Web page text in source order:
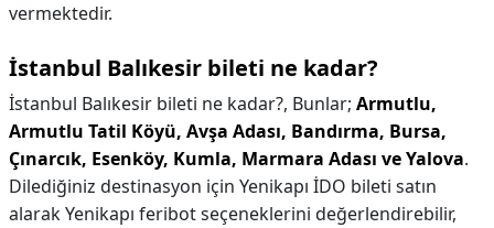
vermektedir.
İstanbul Balıkesir bileti ne kadar?
İstanbul Balıkesir bileti ne kadar?, Bunlar; Armutlu,
Armutlu Tatil Köyü, Avşa Adası, Bandırma, Bursa,
Çınarcık, Esenköy, Kumla, Marmara Adası ve Yalova.
Dilediğiniz destinasyon için Yenikapı İDO bileti satın
alarak Yenikapı feribot seçeneklerini değerlendirebilir,